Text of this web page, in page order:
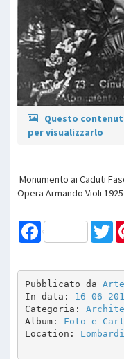
Questo
per visualizzarlo
Monumento ai Caduti
Opera Armando Violi
Facebook
Pubblicato da
In data: 16-06-
Categoria:
Album: Foto e
Location: